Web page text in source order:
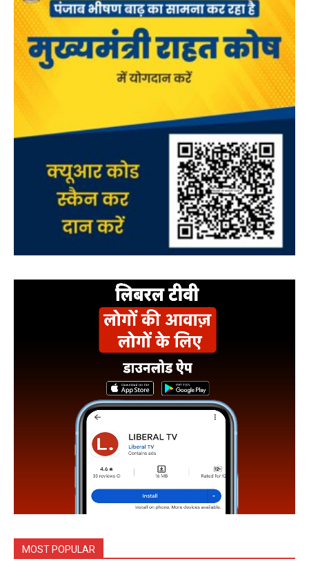
MOST POPULAR